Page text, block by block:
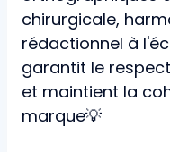
chirurgicale,
rédactionnel à
garantit le
et maintient la
marque💡